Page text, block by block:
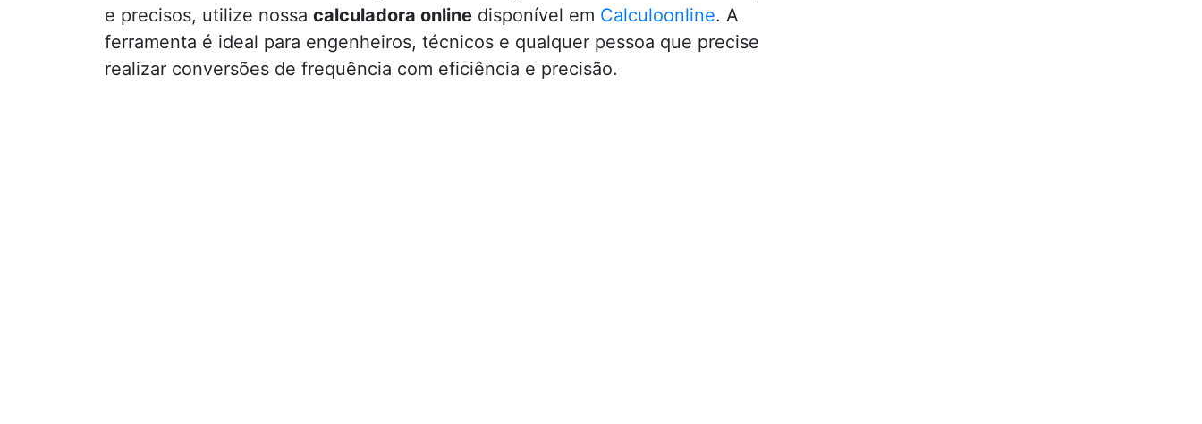
e precisos, utilize nossa calculadora online disponível em Calculoonline. A
ferramenta é ideal para engenheiros, técnicos e qualquer pessoa que precise
realizar conversões de frequência com eficiência e precisão.